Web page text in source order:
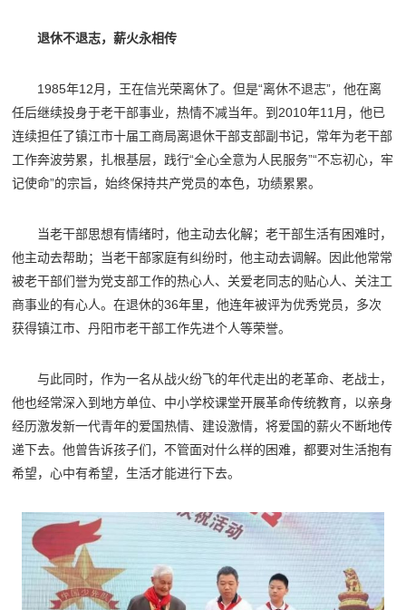
退休不退志，薪火永相传
1985年12月，王在信光荣离休了。但是“离休不退志”，他在离
任后继续投身于老干部事业，热情不减当年。到2010年11月，他已
连续担任了镇江市十届工商局离退休干部支部副书记，常年为老干部
工作奔波劳累，扎根基层，践行“全心全意为人民服务”“不忘初心，牢
记使命”的宗旨，始终保持共产党员的本色，功绩累累。
当老干部思想有情绪时，他主动去化解；老干部生活有困难时，
他主动去帮助；当老干部家庭有纠纷时，他主动去调解。因此他常常
被老干部们誉为党支部工作的热心人、关爱老同志的贴心人、关注工
商事业的有心人。在退休的36年里，他连年被评为优秀党员，多次
获得镇江市、丹阳市老干部工作先进个人等荣誉。
与此同时，作为一名从战火纷飞的年代走出的老革命、老战士，
他也经常深入到地方单位、中小学校课堂开展革命传统教育，以亲身
经历激发新一代青年的爱国热情、建设激情，将爱国的薪火不断地传
递下去。他曾告诉孩子们，不管面对什么样的困难，都要对生活抱有
希望，心中有希望，生活才能进行下去。